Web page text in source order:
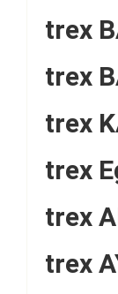
trex
trex
trex
trex
trex
trex